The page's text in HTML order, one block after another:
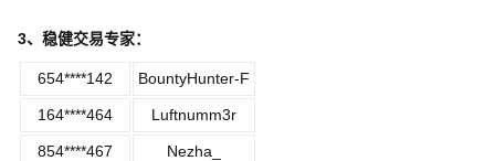
3、稳健交易专家：
654****142 BountyHunter-F
164****464 Luftnumm3r
854****467 Nezha_